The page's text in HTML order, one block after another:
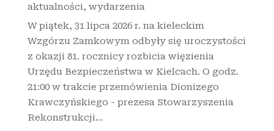
aktualności, wydarzenia
W piątek, 31 lipca 2026 r. na kieleckim
Wzgórzu Zamkowym odbyły się uroczystości
z okazji 81. rocznicy rozbicia więzienia
Urzędu Bezpieczeństwa w Kielcach. O godz.
21:00 w trakcie przemówienia Dionizego
Krawczyńskiego - prezesa Stowarzyszenia
Rekonstrukcji...